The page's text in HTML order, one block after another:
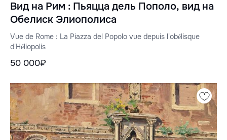
Вид на Рим : Пьяцца дель Пополо, вид на
Обелиск Элиополиса
Vue de Rome : La Piazza del Popolo vue depuis l'obélisque
d'Héliopolis
50 000₽